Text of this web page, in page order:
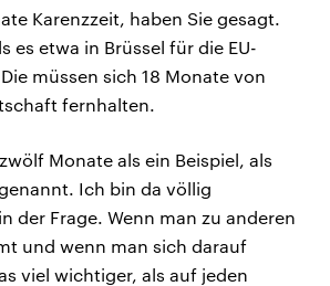
Karenzzeit, haben Sie gesagt.
es etwa in Brüssel für die EU-
müssen sich 18 Monate von
fernhalten.
Monate als ein Beispiel, als
Ich bin da völlig
der Frage. Wenn man zu anderen
und wenn man sich darauf
viel wichtiger, als auf jeden